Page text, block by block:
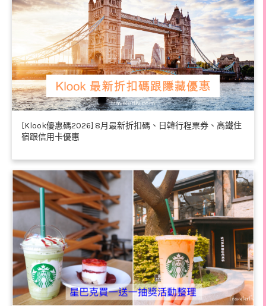
[Klook優惠碼2026] 8月最新折扣碼、日韓行程票券、高鐵住
宿跟信用卡優惠